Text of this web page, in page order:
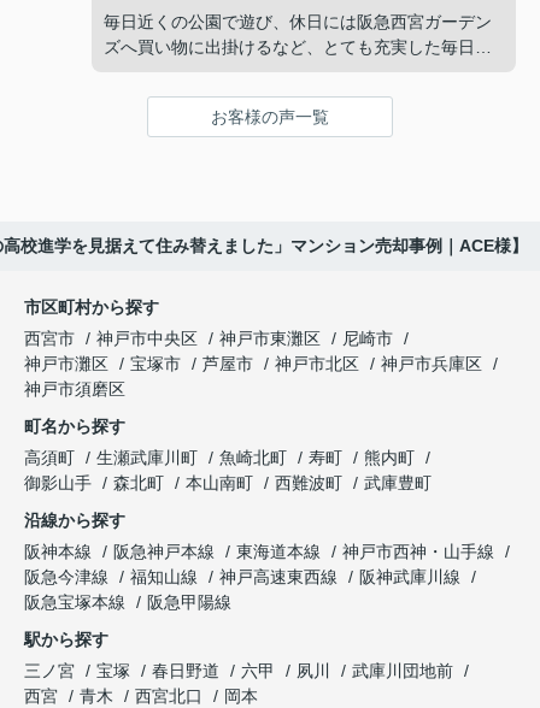
販売活動では、西宮北口駅へのアクセス、阪急西宮
ガーデンズ、医療機関や買い物施設など、将来も安
した。
住み替え後は掃除の時間も短くなり、夫婦で外出や
趣味を楽しむ時間が増えました。
これからの暮らしを前向きに考えられるようにな
り、住み替えを決断して本当に良かったと思ってい
ます。
と家族で話し合うようになりました。
インフィニティエステートさんへ相談すると、収益
投資家向けの販売方法をご提案いただきました。
「立地も良く、長期保有したい物件です。」
と話され、このビルを大切に運営してくださること
になりました。
長年守ってきた資産を安心して引き継ぐことがで
き、家族全員が納得できる売却となりました。
毎日近くの公園で遊び、休日には阪急西宮ガーデン
ズへ買い物に出掛けるなど、とても充実した毎日を
年月が経ち、子どもが高校進学を意識する年齢にな
インフィニティエステートさんへ相談すると、
「レ・ジェイド西宮北口」の査定だけでなく、新居
購入とのタイミングや資金計画についても丁寧に説
明してくださいました。
販売活動では、西宮北口駅へのアクセス、阪急西宮
ガーデンズ、教育施設、商業施設など、このエリア
した。
購入されたご家族は、
と大変喜ばれ、この住まいを選ばれました。
お客様の声一覧
校進学を見据えて住み替えました」マンション売却事例｜ACE様】
市区町村から探す
西宮市
神戸市中央区 神戸市東灘区
尼崎市
神戸市灘区
宝塚市 芦屋市 神戸市北区
神戸市兵庫区
神戸市須磨区
町名から探す
高須町
生瀬武庫川町 魚崎北町 寿町
熊内町
御影山手
森北町 本山南町 西難波町
武庫豊町
沿線から探す
阪神本線
阪急神戸本線 東海道本線
神戸市西神・山手線
阪急今津線
福知山線 神戸高速東西線
阪神武庫川線
阪急宝塚本線
阪急甲陽線
駅から探す
三ノ宮
宝塚 春日野道 六甲 夙川
武庫川団地前
西宮
青木 西宮北口 岡本